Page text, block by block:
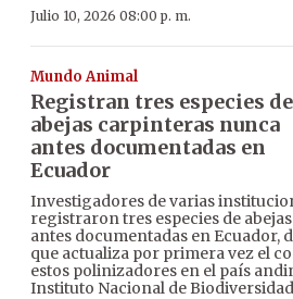
Julio 10, 2026 08:00 p. m.
Mundo Animal
Registran tres especies de
abejas carpinteras nunca
antes documentadas en
Ecuador
Investigadores de varias
registraron tres especies de
antes documentadas en Ecuador,
que actualiza por primera vez el
estos polinizadores en el país
Instituto Nacional de